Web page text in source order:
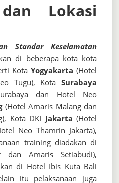
Lokasi
Standar Keselamatan
di beberapa kota kota
Kota Yogyakarta (Hotel
Tugu), Kota Surabaya
dan Hotel Neo
(Hotel Amaris Malang dan
Kota DKI Jakarta (Hotel
Neo Thamrin Jakarta),
training diadakan di
dan Amaris Setiabudi),
di Hotel Ibis Kuta Bali
itu pelaksanaan juga